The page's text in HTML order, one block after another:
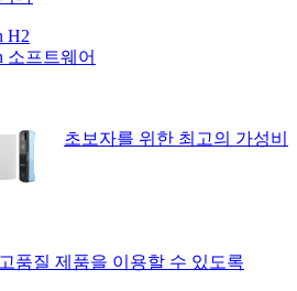
H2
소프트웨어
초보자를 위한 최고의 가성비
품질 제품을 이용할 수 있도록